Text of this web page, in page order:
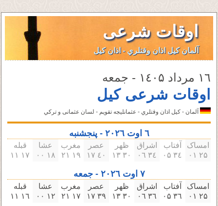
اوقات شرعی
آلمان کیل اذان وقتلري - اذان کیل
۱٦ مرداد ۱٤۰۵ - جمعه
اوقات شرعی کیل
آلمان - کیل اذان وقتلري - عثمانليجه تقویم - لسان عثمانى و تركي
٦ اوت ۲۰۲٦ - پنجشنبه
امساک
۲۵ ۰۱
آفتاب
۳٤ ۰۵
اشراق
۳٤ ۰٦
ظهر
۳۰ ۱۳
عصر
٤۰ ۱٧
مغرب
۱٩ ۲۱
عشا
۱٨ ۰۰
قبله
۱٧ ۱۱
٧ اوت ۲۰۲٦ - جمعه
امساک
۲۵ ۰۱
آفتاب
۳٦ ۰۵
اشراق
۳٦ ۰٦
ظهر
۳۰ ۱۳
عصر
۳٩ ۱٧
مغرب
۱٧ ۲۱
عشا
۱۲ ۰۰
قبله
۱٦ ۱۱